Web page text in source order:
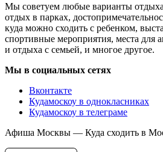
Мы советуем любые варианты
отдых в парках,
куда можно сходить с ребенком,
спортивные мероприятия, места для
и отдыха с семьей, и многое другое.
Мы в социальных сетях
Вконтакте
Кудамоскоу в однокласниках
Кудамоскоу в телеграме
Афиша Москвы — Куда сходить в